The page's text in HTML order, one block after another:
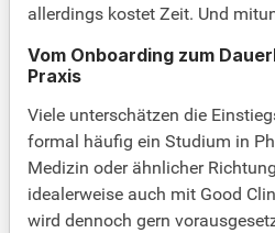
allerdings kostet Zeit. Und
Vom Onboarding zum
Praxis
Viele unterschätzen die
formal häufig ein Studium in
Medizin oder ähnlicher
idealerweise auch mit Good
wird dennoch gern